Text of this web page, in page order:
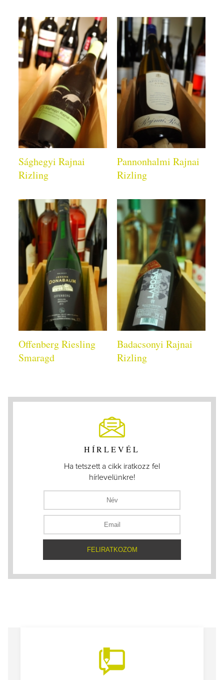
Sághegyi Rajnai
Rizling
Pannonhalmi Rajnai
Rizling
Offenberg Riesling
Smaragd
Badacsonyi Rajnai
Rizling
HÍRLEVÉL
Ha tetszett a cikk iratkozz fel
hírlevelünkre!